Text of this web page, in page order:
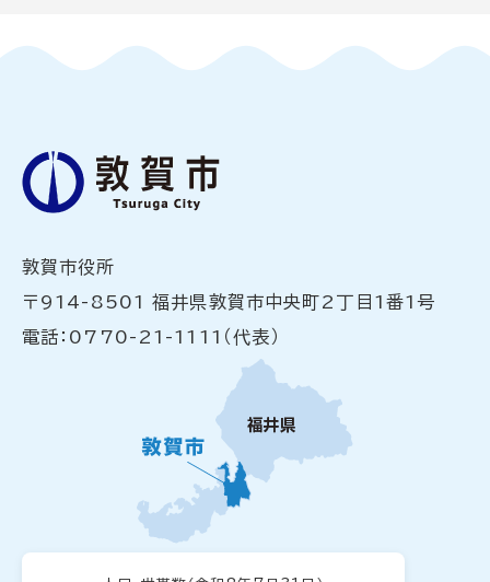
敦賀市役所
〒914-8501 福井県敦賀市中央町2丁目1番1号
電話：0770-21-1111（代表）